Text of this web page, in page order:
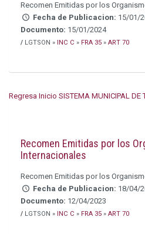
Recomen Emitidas por los
Fecha de Publicacion: 15/01/
Documento: 15/01/2024
/ LGTSON » INC C » FRA 35 » ART 70
Regresa Inicio SISTEMA MUNICIPAL DE
Recomen Emitidas por los
Internacionales
Recomen Emitidas por los
Fecha de Publicacion: 18/04/
Documento: 12/04/2023
/ LGTSON » INC C » FRA 35 » ART 70